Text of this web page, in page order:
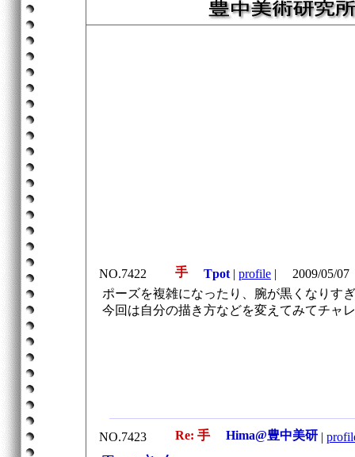
NO.7422 手 Tpot | profile |
2009/05/07
ポーズを複雑になったり、腕が黒くなりす
今回は自分の描き方などを変えてみてチャ
NO.7423 Re: 手 Hima@豊中美研 |